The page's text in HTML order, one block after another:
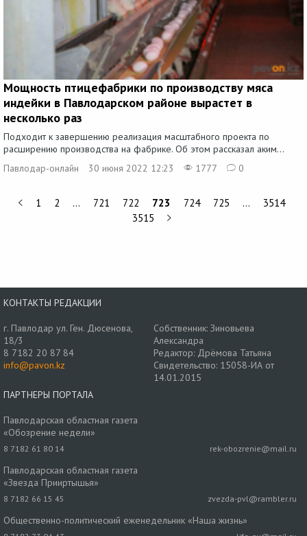
Мощность птицефабрики по производству мяса
индейки в Павлодарском районе вырастет в
несколько раз
Подходит к завершению реализация масштабного проекта по
расширению производства на фабрике. Об этом рассказал аким...
Павлодар-онлайн
30 июня 2022 12:23 1777 0
1 2 … 721 722 723 724 725 …
3514
3515
КОНТАКТЫ РЕДАКЦИИ
г. Павлодар ул. Ген. Дюсенова,
18/3
8 7182 20 87 84
info@pavon.kz
Собственник: Зиновьева
Александра
Редактор: Дрёмова Татьяна
Свидетельство: 15058-ИА от
14.01.2015
ПАРТНЕРЫ ПОРТАЛА
Павлодарская областная газета
«Обозрение недели»
8 7182 61 80 14 rek-obozrenie@mail.ru
Павлодарская областная газета
«Звезда Прииртышья»
8 7182 66 15 45 zvezda-pvl@rambler.ru
Общественно-политический еженедельник «Наша жизнь»